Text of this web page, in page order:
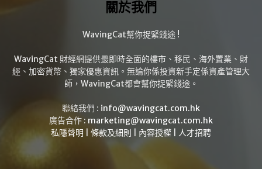
關於我們
WavingCat幫你捉緊錢途 !
WavingCat 財經網提供最即時全面的樓市、移民、海外置業、財
經、加密貨幣、獨家優惠資訊。無論你係投資新手定係資產管理大
師，WavingCat都會幫你捉緊錢途。
聯絡我們 : info@wavingcat.com.hk
廣告合作 : marketing@wavingcat.com.hk
私隱聲明
條款及細則 內容授權 人才招聘